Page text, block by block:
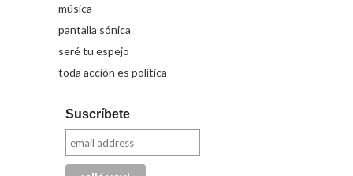
música
pantalla sónica
seré tu espejo
toda acción es política
Suscríbete